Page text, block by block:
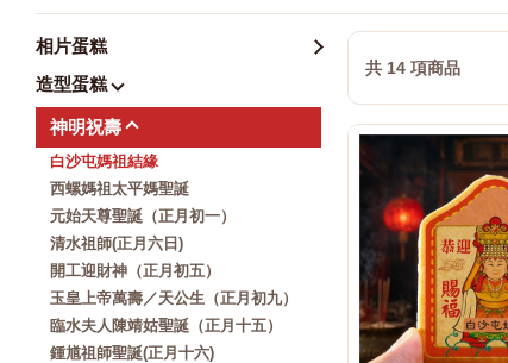
相片蛋糕
造型蛋糕
神明祝壽
白沙屯媽祖結緣
西螺媽祖太平媽聖誕
元始天尊聖誕（正月初一）
清水祖師(正月六日)
開工迎財神（正月初五）
玉皇上帝萬壽／天公生（正月初九）
臨水夫人陳靖姑聖誕（正月十五）
鍾馗祖師聖誕(正月十六)
共 14 項商品